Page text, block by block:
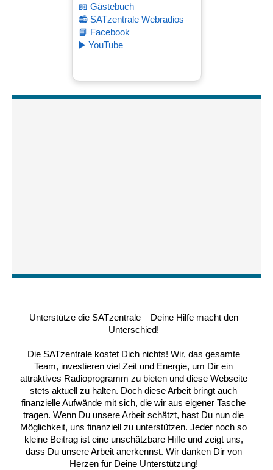
📖 Gästebuch
📻 SATzentrale Webradios
📘 Facebook
▶️ YouTube
Unterstütze die SATzentrale – Deine Hilfe macht den
Unterschied!
Die SATzentrale kostet Dich nichts! Wir, das gesamte
Team, investieren viel Zeit und Energie, um Dir ein
attraktives Radioprogramm zu bieten und diese Webseite
stets aktuell zu halten. Doch diese Arbeit bringt auch
finanzielle Aufwände mit sich, die wir aus eigener Tasche
tragen. Wenn Du unsere Arbeit schätzt, hast Du nun die
Möglichkeit, uns finanziell zu unterstützen. Jeder noch so
kleine Beitrag ist eine unschätzbare Hilfe und zeigt uns,
dass Du unsere Arbeit anerkennst. Wir danken Dir von
Herzen für Deine Unterstützung!